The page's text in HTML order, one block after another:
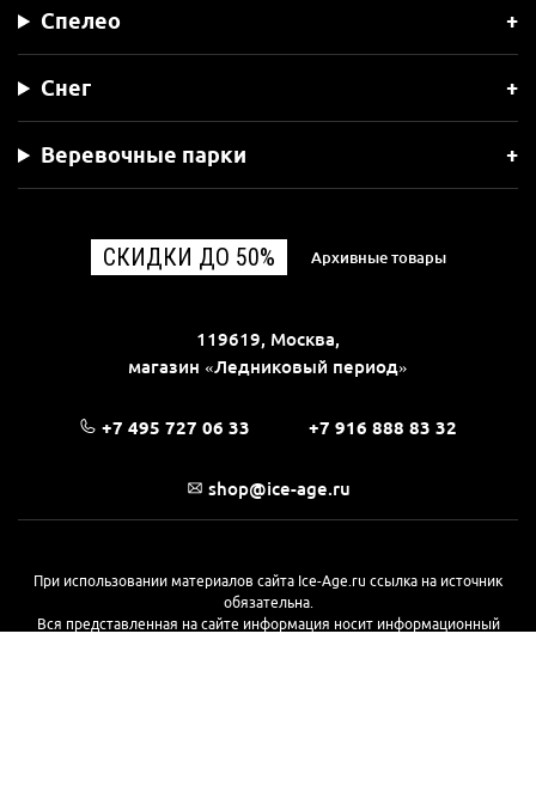
Спелео
Снег
Веревочные парки
СКИДКИ ДО 50% Архивные товары
119619, Москва,
магазин «Ледниковый период»
+7 495 727 06 33 +7 916 888 83 32
shop@ice-age.ru
При использовании материалов сайта Ice-Age.ru ссылка на источник
обязательна.
Вся представленная на сайте информация носит информационный